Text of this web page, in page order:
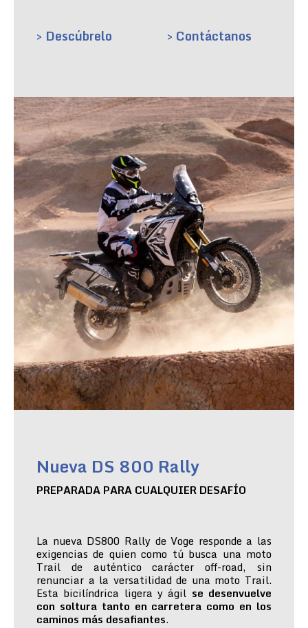
> Descúbrelo > Contáctanos
Nueva DS 800 Rally
PREPARADA PARA CUALQUIER DESAFÍO
La nueva DS800 Rally de Voge responde a las
exigencias de quien como tú busca una moto
Trail de auténtico carácter off-road, sin
renunciar a la versatilidad de una moto Trail.
Esta bicilíndrica ligera y ágil se desenvuelve
con soltura tanto en carretera como en los
caminos más desafiantes.